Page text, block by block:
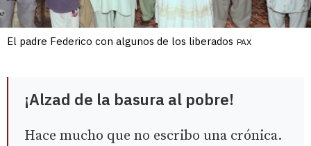
El padre Federico con algunos de los liberados PAX
¡Alzad de la basura al pobre!
Hace mucho que no escribo una crónica.